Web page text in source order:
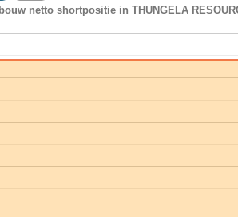
netto shortpositie in THUNGELA